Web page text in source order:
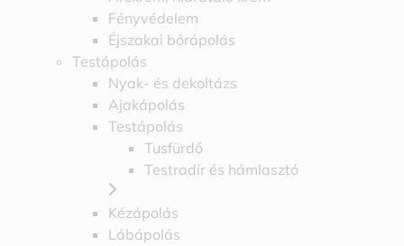
Fényvédelem
Éjszakai bőrápolás
Testápolás
Nyak- és dekoltázs
Ajakápolás
Testápolás
Tusfürdő
Testradír és hámlasztó
Kézápolás
Lábápolás